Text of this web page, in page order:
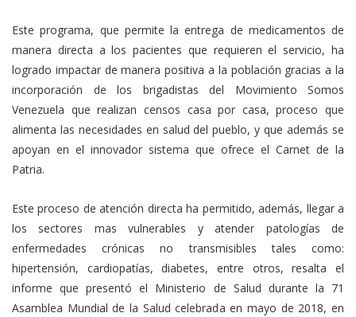
Este programa, que permite la entrega de medicamentos de
manera directa a los pacientes que requieren el servicio, ha
logrado impactar de manera positiva a la población gracias a la
incorporación de los brigadistas del Movimiento Somos
Venezuela que realizan censos casa por casa, proceso que
alimenta las necesidades en salud del pueblo, y que además se
apoyan en el innovador sistema que ofrece el Carnet de la
Patria.
Este proceso de atención directa ha permitido, además, llegar a
los sectores mas vulnerables y atender patologías de
enfermedades crónicas no transmisibles tales como:
hipertensión, cardiopatías, diabetes, entre otros, resalta el
informe que presentó el Ministerio de Salud durante la 71
Asamblea Mundial de la Salud celebrada en mayo de 2018, en